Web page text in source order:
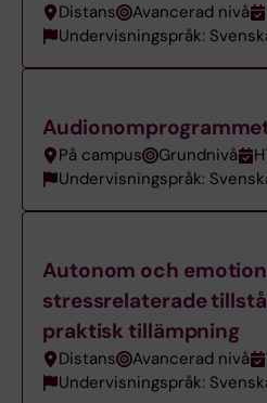
Distans Avancerad nivå
Undervisningspråk:
På campus Grundnivå
Undervisningspråk:
Autonom och
stressrelaterade
praktisk tillämpning
Distans Avancerad nivå
Undervisningspråk: